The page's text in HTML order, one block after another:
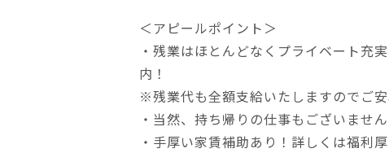
＜アピールポイント＞
・残業はほとんどなくプライベート充
内！
※残業代も全額支給いたしますのでご
・当然、持ち帰りの仕事もございません
・手厚い家賃補助あり！詳しくは福利厚